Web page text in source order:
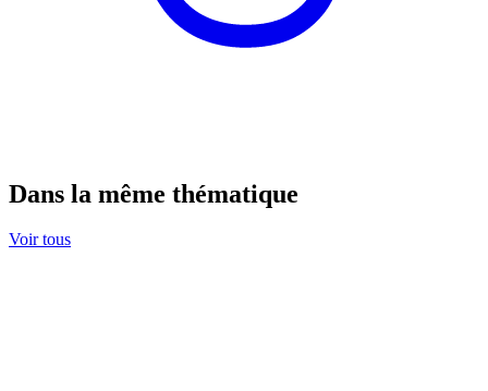
Dans la même thématique
Voir tous